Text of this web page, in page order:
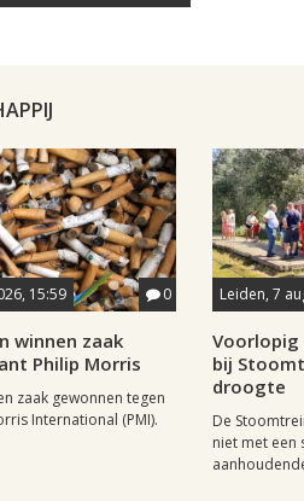
15:59 0
winnen zaak
Philip Morris
zaak gewonnen tegen
International (PMI).
Leiden, 7
Voorlopig
bij
droogte
De
niet met een